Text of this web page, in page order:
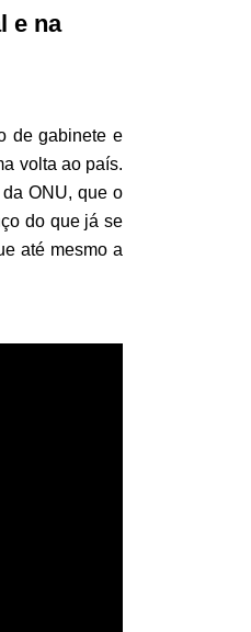
e na
de gabinete e
volta ao país.
ONU, que o
do que já se
até mesmo a